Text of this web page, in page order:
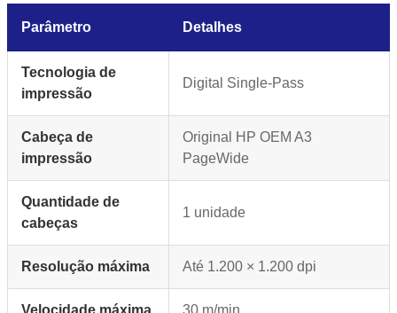
Parâmetro Detalhes
Tecnologia de
impressão
Digital Single-Pass
Cabeça de
impressão
Original HP OEM A3
PageWide
Quantidade de
cabeças
1 unidade
Resolução máxima Até 1.200 × 1.200 dpi